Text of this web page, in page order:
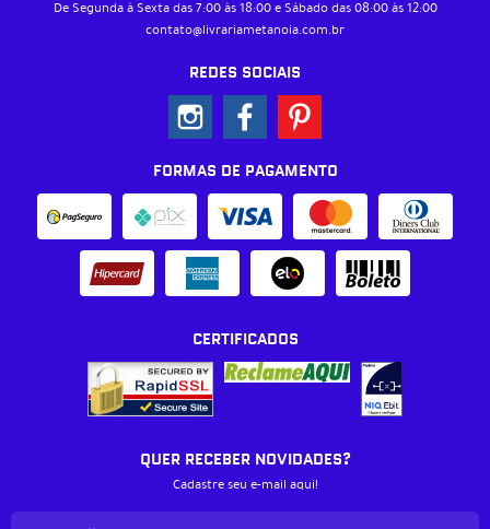
De Segunda à Sexta das 7:00 às 18:00 e Sábado das 08:00 às 12:00
contato@livrariametanoia.com.br
REDES SOCIAIS
FORMAS DE PAGAMENTO
CERTIFICADOS
QUER RECEBER NOVIDADES?
Cadastre seu e-mail aqui!